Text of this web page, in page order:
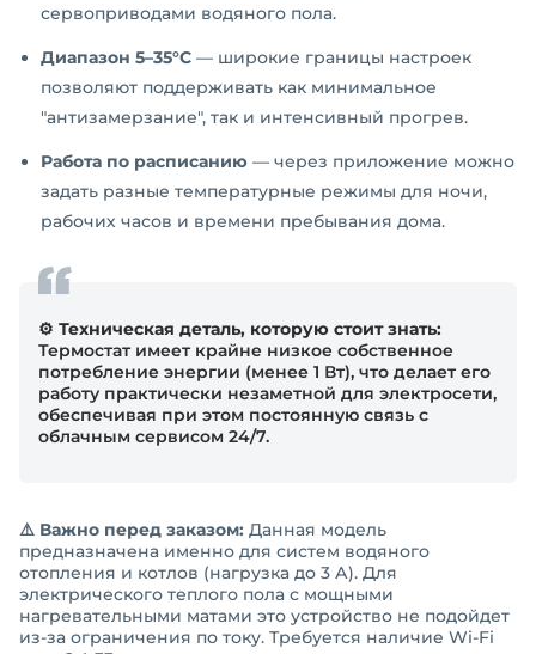
сервоприводами водяного пола.
Диапазон 5–35°C — широкие границы настроек
позволяют поддерживать как минимальное
"антизамерзание", так и интенсивный прогрев.
Работа по расписанию — через приложение можно
задать разные температурные режимы для ночи,
рабочих часов и времени пребывания дома.
⚙️ Техническая деталь, которую стоит знать:
Термостат имеет крайне низкое собственное
потребление энергии (менее 1 Вт), что делает его
работу практически незаметной для электросети,
обеспечивая при этом постоянную связь с
облачным сервисом 24/7.
⚠️ Важно перед заказом: Данная модель
предназначена именно для систем водяного
отопления и котлов (нагрузка до 3 А). Для
электрического теплого пола с мощными
нагревательными матами это устройство не подойдет
из-за ограничения по току. Требуется наличие Wi-Fi